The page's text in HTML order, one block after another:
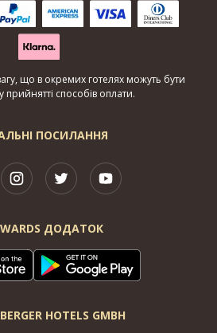
ПОСИЛАННЯ
ДОДАТОК
HOTELS GMBH
що в окремих готелях можуть бути
прийнятті способів оплати.